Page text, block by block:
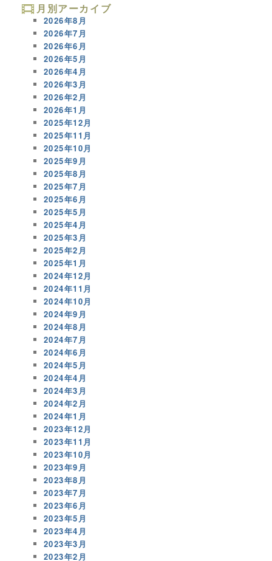
月別アーカイブ
2026年8月
2026年7月
2026年6月
2026年5月
2026年4月
2026年3月
2026年2月
2026年1月
2025年12月
2025年11月
2025年10月
2025年9月
2025年8月
2025年7月
2025年6月
2025年5月
2025年4月
2025年3月
2025年2月
2025年1月
2024年12月
2024年11月
2024年10月
2024年9月
2024年8月
2024年7月
2024年6月
2024年5月
2024年4月
2024年3月
2024年2月
2024年1月
2023年12月
2023年11月
2023年10月
2023年9月
2023年8月
2023年7月
2023年6月
2023年5月
2023年4月
2023年3月
2023年2月